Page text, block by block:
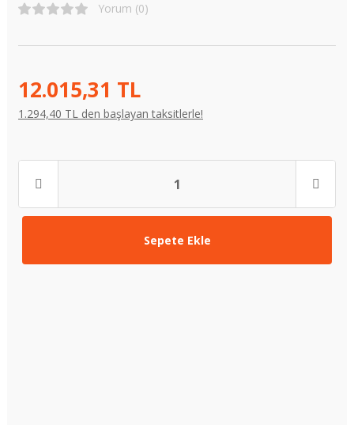
Yorum (0)
12.015,31 TL
1.294,40 TL den başlayan taksitlerle!
Sepete Ekle